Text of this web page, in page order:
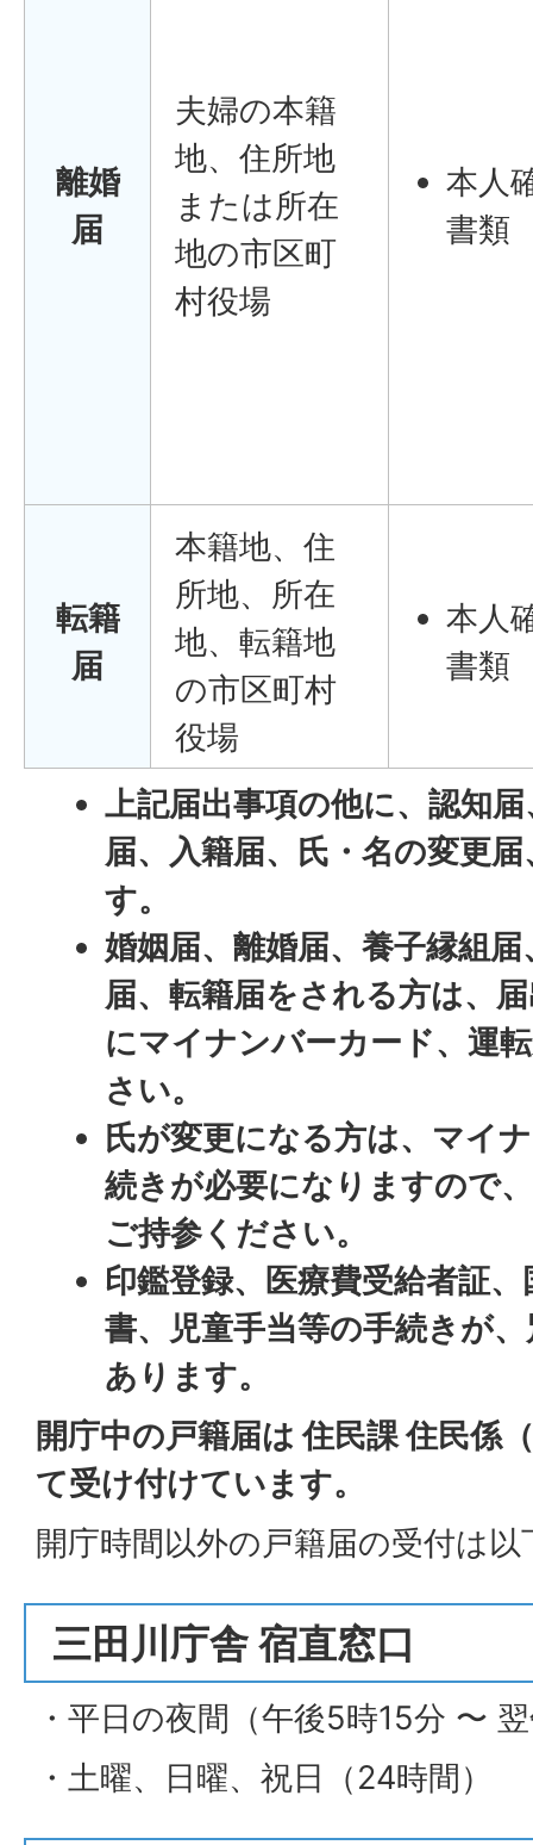
離婚
届
夫婦の本籍
地、住所地
または所在
地の市区町
村役場
本人
書類
転籍
届
本籍地、住
所地、所在
地、転籍地
の市区町村
役場
本人
書類
上記届出事項の他に、認知
届、入籍届、氏・名の変更
す。
婚姻届、離婚届、養子縁組
届、転籍届をされる方は、
にマイナンバーカード、運
さい。
氏が変更になる方は、マイ
続きが必要になりますので
ご持参ください。
印鑑登録、医療費受給者証
書、児童手当等の手続きが
あります。
開庁中の戸籍届は 住民課 住民係
て受け付けています。
開庁時間以外の戸籍届の受付は
三田川庁舎 宿直窓口
・平日の夜間（午後5時15分 〜
・土曜、日曜、祝日（24時間）